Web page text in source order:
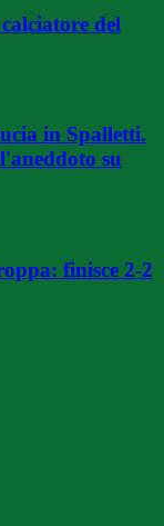
del
in Spalletti.
su
finisce 2-2